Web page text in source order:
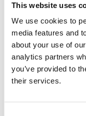
This website uses
We use cookies to
media features and
about your use of
analytics partners
you’ve provided to
their services.
Facturatie
Adres
Straat
+
huisnummer
Adresregel
2